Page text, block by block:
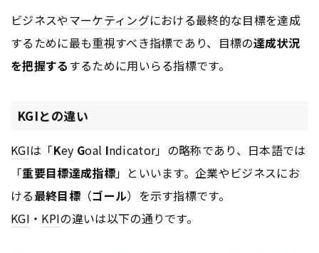
ビジネスやマーケティングにおける最終的な目標を達成
するために最も重視すべき指標であり、目標の達成状況
を把握するするために用いらる指標です。
KGIとの違い
KGIは「Key Goal Indicator」の略称であり、日本語では
「重要目標達成指標」といいます。企業やビジネスにお
ける最終目標（ゴール）を示す指標です。
KGI ・ KPIの違いは以下の通りです。